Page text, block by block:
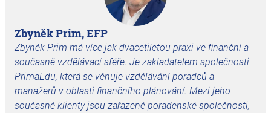
Zbyněk Prim, EFP
Zbyněk Prim má více jak dvacetiletou praxi ve finanční a
současně vzdělávací sféře. Je zakladatelem společnosti
PrimaEdu, která se věnuje vzdělávání poradců a
manažerů v oblasti finančního plánování. Mezi jeho
současné klienty jsou zařazené poradenské společnosti,